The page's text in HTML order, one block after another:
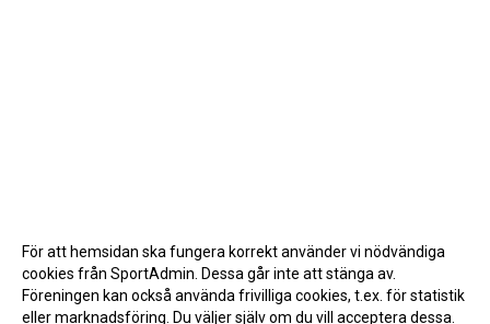
För att hemsidan ska fungera korrekt använder vi nödvändiga
cookies från SportAdmin. Dessa går inte att stänga av.
Föreningen kan också använda frivilliga cookies, t.ex. för statistik
eller marknadsföring. Du väljer själv om du vill acceptera dessa.